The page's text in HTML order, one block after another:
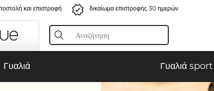
και επιστροφή δικαίωμα επιστροφής 30 ημερών
Γυαλιά Γυαλιά sport